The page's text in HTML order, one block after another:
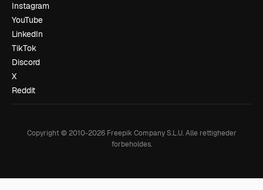
Instagram
YouTube
LinkedIn
TikTok
Discord
X
Reddit
Copyright © 2010-2026Freepik Company S.L.U. Alle rettigheder
forbeholdes.